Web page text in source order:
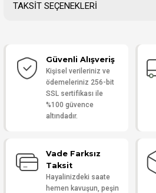
Yorum Yaz
TAKSİT SEÇENEKLERİ
Güvenli Alışveriş
Kişisel verileriniz ve
ödemeleriniz 256-bit
SSL sertifikası ile
%100 güvence
altındadır.
Vade Farksız
Taksit
Hayalinizdeki saate
hemen kavuşun, peşin